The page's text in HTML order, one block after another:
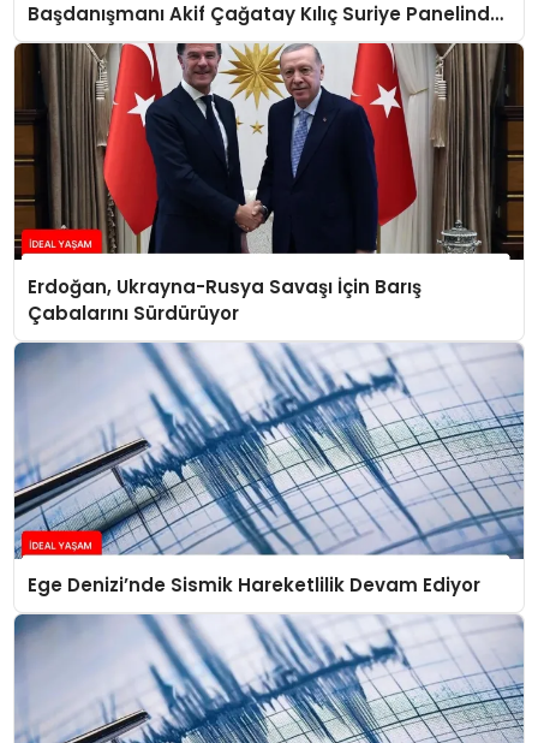
Başdanışmanı Akif Çağatay Kılıç Suriye Panelinde
Konuştu
Erdoğan, Ukrayna-Rusya Savaşı İçin Barış
Çabalarını Sürdürüyor
Ege Denizi’nde Sismik Hareketlilik Devam Ediyor